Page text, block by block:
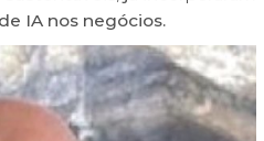
IA nos negócios.